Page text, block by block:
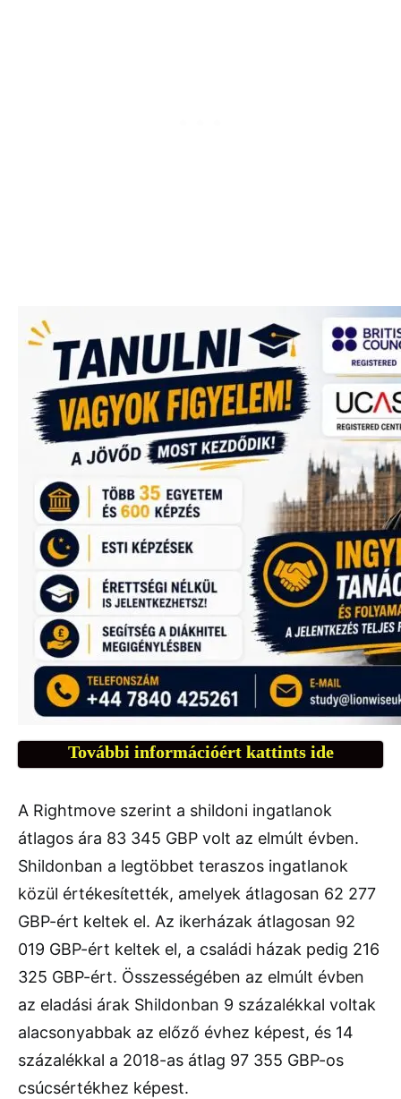
További információért kattints ide
A Rightmove szerint a shildoni ingatlanok
átlagos ára 83 345 GBP volt az elmúlt évben.
Shildonban a legtöbbet teraszos ingatlanok
közül értékesítették, amelyek átlagosan 62 277
GBP-ért keltek el. Az ikerházak átlagosan 92
019 GBP-ért keltek el, a családi házak pedig 216
325 GBP-ért. Összességében az elmúlt évben
az eladási árak Shildonban 9 százalékkal voltak
alacsonyabbak az előző évhez képest, és 14
százalékkal a 2018-as átlag 97 355 GBP-os
csúcsértékhez képest.